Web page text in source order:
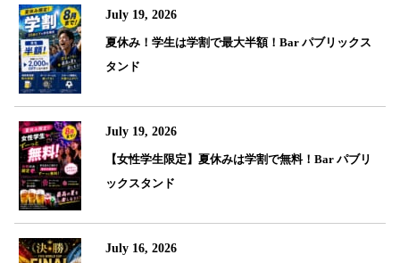
July 19, 2026
夏休み！学生は学割で最大半額！Bar パブリックス
タンド
July 19, 2026
【女性学生限定】夏休みは学割で無料！Bar パブリ
ックスタンド
July 16, 2026